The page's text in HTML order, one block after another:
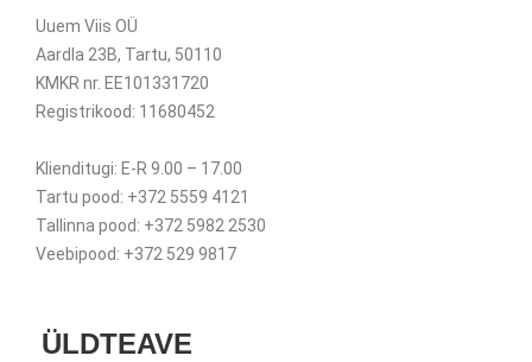
Uuem Viis OÜ
Aardla 23B, Tartu, 50110
KMKR nr. EE101331720
Registrikood: 11680452
Klienditugi: E-R 9.00 – 17.00
Tartu pood: +372 5559 4121
Tallinna pood: +372 5982 2530
Veebipood: +372 529 9817
ÜLDTEAVE